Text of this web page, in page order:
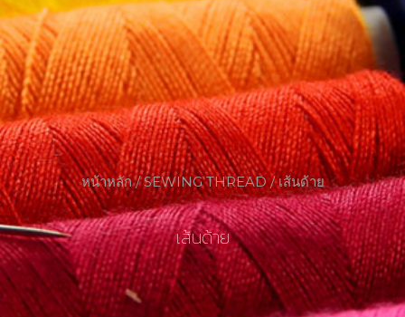
หน้าหลัก/SEWING THREAD/ เส้นด้าย
เส้นด้าย